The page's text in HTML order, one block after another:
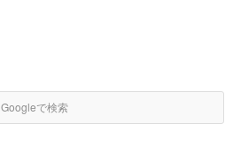
Googleで検索